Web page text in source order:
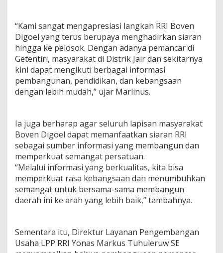
“Kami sangat mengapresiasi langkah RRI Boven
Digoel yang terus berupaya menghadirkan siaran
hingga ke pelosok. Dengan adanya pemancar di
Getentiri, masyarakat di Distrik Jair dan sekitarnya
kini dapat mengikuti berbagai informasi
pembangunan, pendidikan, dan kebangsaan
dengan lebih mudah,” ujar Marlinus.
Ia juga berharap agar seluruh lapisan masyarakat
Boven Digoel dapat memanfaatkan siaran RRI
sebagai sumber informasi yang membangun dan
memperkuat semangat persatuan.
“Melalui informasi yang berkualitas, kita bisa
memperkuat rasa kebangsaan dan menumbuhkan
semangat untuk bersama-sama membangun
daerah ini ke arah yang lebih baik,” tambahnya.
Sementara itu, Direktur Layanan Pengembangan
Usaha LPP RRI Yonas Markus Tuhuleruw SE